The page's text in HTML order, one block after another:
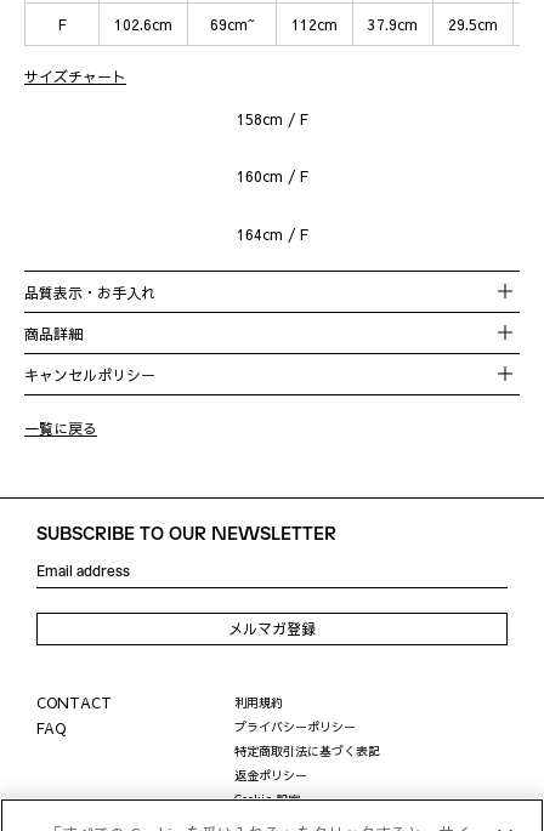
F 102.6cm 69cm~ 112cm 37.9cm 29.5cm
サイズチャート
158cm / F
160cm / F
164cm / F
品質表示・お手入れ
品番
0585TM0005P
混率
表地：ナイロン100％
別布：ポリエステル100％
裏地：ポリエステル100％
テープ：ポリエステル100％
商品詳細
キャンセルポリシー
一覧に戻る
CONTACT
FAQ
利用規約
プライバシーポリシー
特定商取引法に基づく表記
返金ポリシー
Cookie 設定
LINE公式アカウントに関する個人情報の取り扱い
SUBSCRIBE TO OUR NEWSLETTER
メルマガ登録